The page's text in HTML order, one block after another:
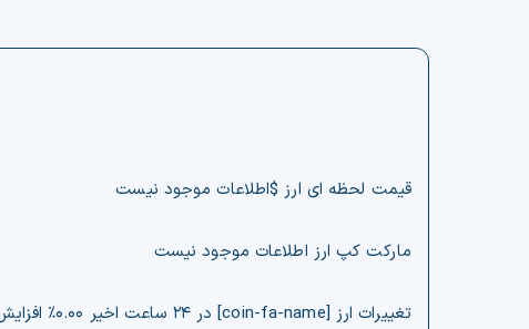
قیمت لحظه ای ارز $اطلاعات موجود نیست
مارکت کپ ارز اطلاعات موجود نیست
تغییرات ارز [coin-fa-name] در ۲۴ ساعت اخیر ۰.۰۰% افزایش قیمت